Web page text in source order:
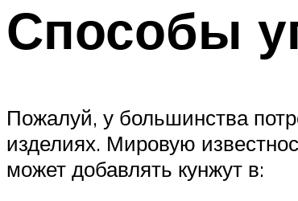
Способы
Пожалуй, у большинства
изделиях. Мировую
может добавлять кунжут в: